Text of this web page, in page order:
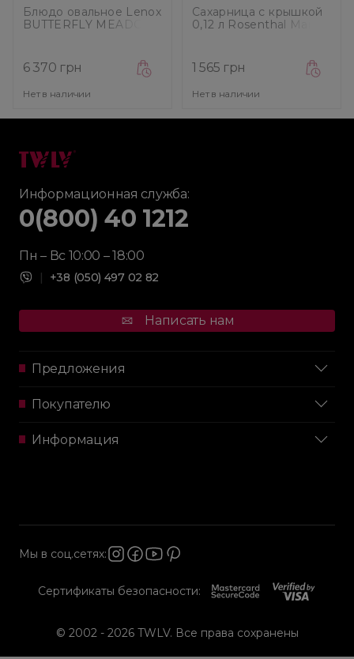
Блюдо овальное Lenox
BUTTERFLY MEADOW,
6 370 грн
Нет в наличии
Сахарница с крышкой
0,12 л Rosenthal Maria
1 565 грн
Нет в наличии
Информационная служба:
0(800) 40 1212
Пн – Вс 10:00 – 18:00
| +38 (050) 497 02 82
Написать нам
Предложения
Покупателю
Информация
Сертификаты безопасности:
Мы в соц.сетях:
© 2002 - 2026 TWLV. Все права сохранены